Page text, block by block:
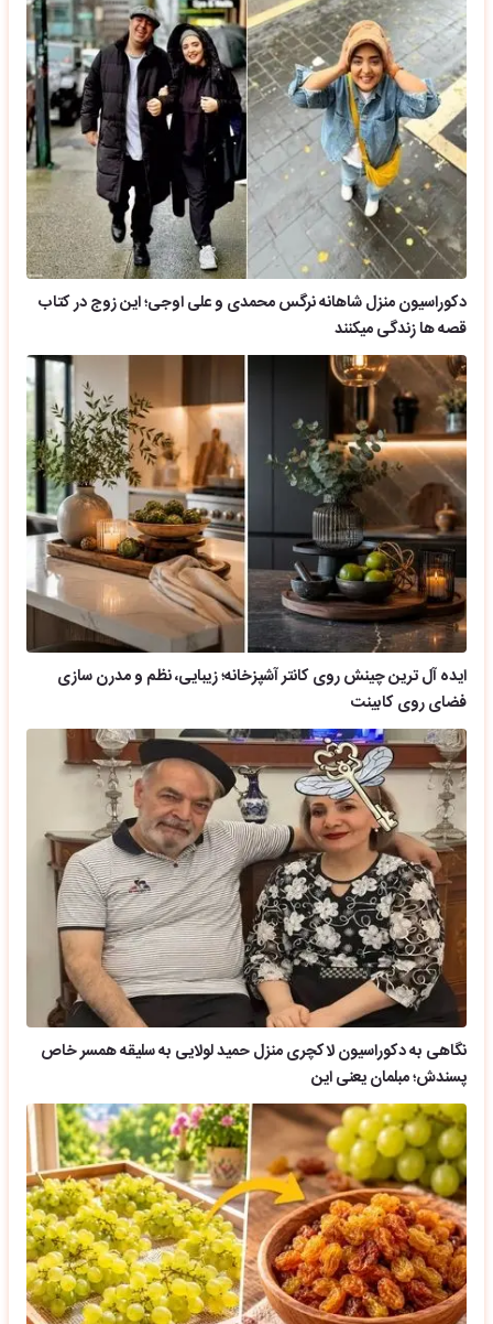
دکوراسیون منزل شاهانه نرگس محمدی و علی اوجی؛ این زوج در کتاب
قصه ها زندگی میکنند
ایده آل ترین چینش روی کانتر آشپزخانه؛ زیبایی، نظم و مدرن سازی
فضای روی کابینت
نگاهی به دکوراسیون لاکچری منزل حمید لولایی به سلیقه همسر خاص
پسندش؛ مبلمان یعنی این